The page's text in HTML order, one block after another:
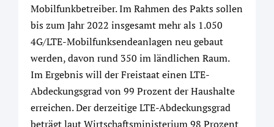
Mobilfunkbetreiber. Im Rahmen des Pakts sollen
bis zum Jahr 2022 insgesamt mehr als 1.050
4G/LTE-Mobilfunksendeanlagen neu gebaut
werden, davon rund 350 im ländlichen Raum.
Im Ergebnis will der Freistaat einen LTE-
Abdeckungsgrad von 99 Prozent der Haushalte
erreichen. Der derzeitige LTE-Abdeckungsgrad
beträgt laut Wirtschaftsministerium 98 Prozent